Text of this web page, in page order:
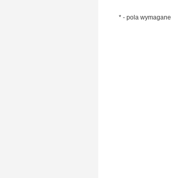
* - pola wymagane